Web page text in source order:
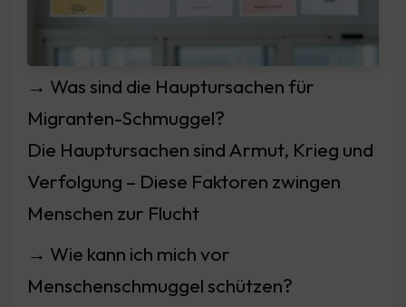
→ Was sind die Hauptursachen für
Migranten-Schmuggel?
Die Hauptursachen sind Armut, Krieg und
Verfolgung – Diese Faktoren zwingen
Menschen zur Flucht
→ Wie kann ich mich vor
Menschenschmuggel schützen?